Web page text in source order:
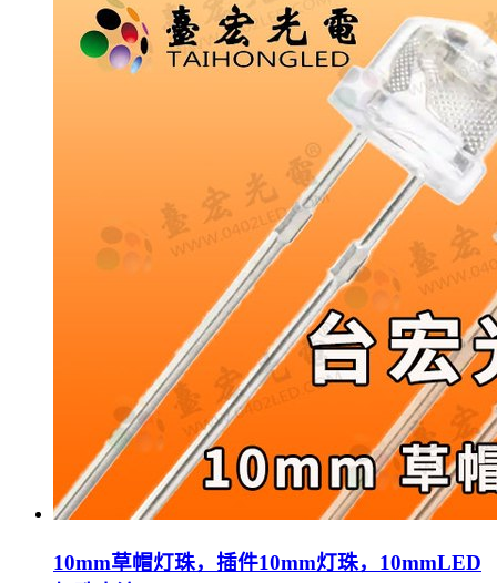
10mm草帽灯珠，插件10mm灯珠，10mmLED